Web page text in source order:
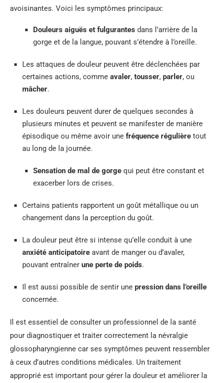
avoisinantes. Voici les symptômes principaux:
Douleurs aiguës et fulgurantes dans l’arrière de la
gorge et de la langue, pouvant s’étendre à l’oreille.
Les attaques de douleur peuvent être déclenchées par
certaines actions, comme avaler, tousser, parler, ou
mâcher.
Les douleurs peuvent durer de quelques secondes à
plusieurs minutes et peuvent se manifester de manière
épisodique ou même avoir une fréquence régulière tout
au long de la journée.
Sensation de mal de gorge qui peut être constant et
exacerber lors de crises.
Certains patients rapportent un goût métallique ou un
changement dans la perception du goût.
La douleur peut être si intense qu’elle conduit à une
anxiété anticipatoire avant de manger ou d’avaler,
pouvant entraîner une perte de poids.
Il est aussi possible de sentir une pression dans l’oreille
concernée.
Il est essentiel de consulter un professionnel de la santé
pour diagnostiquer et traiter correctement la névralgie
glossopharyngienne car ses symptômes peuvent ressembler
à ceux d’autres conditions médicales. Un traitement
approprié est important pour gérer la douleur et améliorer la